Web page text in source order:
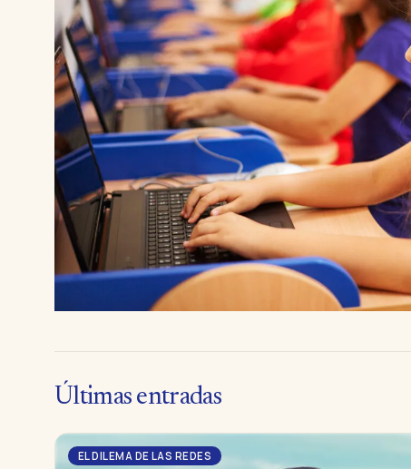
Últimas entradas
EL DILEMA DE LAS REDES